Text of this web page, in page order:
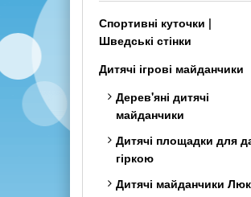
Спортивні куточки |
Шведські стінки
Дитячий Спортивний
малюкам
Трансформер
Класика з дерева
Дитячі ігрові майданчики
Дерев'яні дитячі
майданчики
Дитячі площадки для
гіркою
Дитячі майданчики